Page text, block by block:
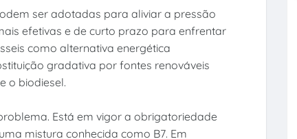
ser adotadas para aliviar a pressão
efetivas e de curto prazo para enfrentar
como alternativa energética
gradativa por fontes renováveis
o biodiesel.
Está em vigor a obrigatoriedade
mistura conhecida como B7. Em